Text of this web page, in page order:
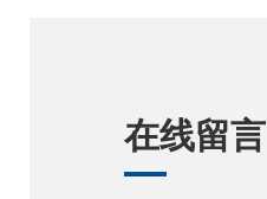
在线留言